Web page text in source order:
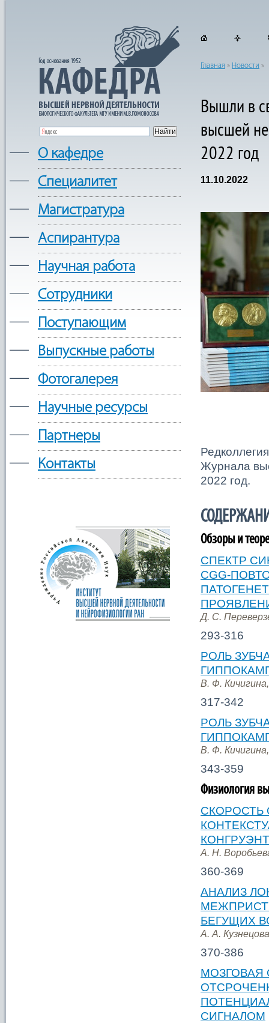
— О кафедре
— Cпециалитет
— Магистратура
— Аспирантура
— Научная работа
— Сотрудники
— Поступающим
— Выпускные работы
— Фотогалерея
— Научные ресурсы
— Партнеры
— Контакты
Главная » Новости »
Вышли в
высшей
2022 год
11.10.2022
Журнала
2022 год.
Обзоры и
СПЕКТР
CGG-
Д. С.
293-316
РОЛЬ
В. Ф.
317-342
РОЛЬ
В. Ф.
343-359
Физиология
СКОРОСТЬ
А. Н.
360-369
АНАЛИЗ
БЕГУЩИХ
А. А.
370-386
МОЗГОВАЯ
СИГНАЛОМ